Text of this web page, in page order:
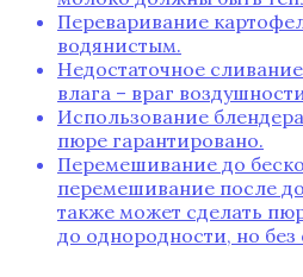
Переваривание
водянистым.
Недостаточное
влага – враг
Использование
пюре гарантировано.
Перемешивание до
перемешивание после
также может сделать
до однородности‚ но